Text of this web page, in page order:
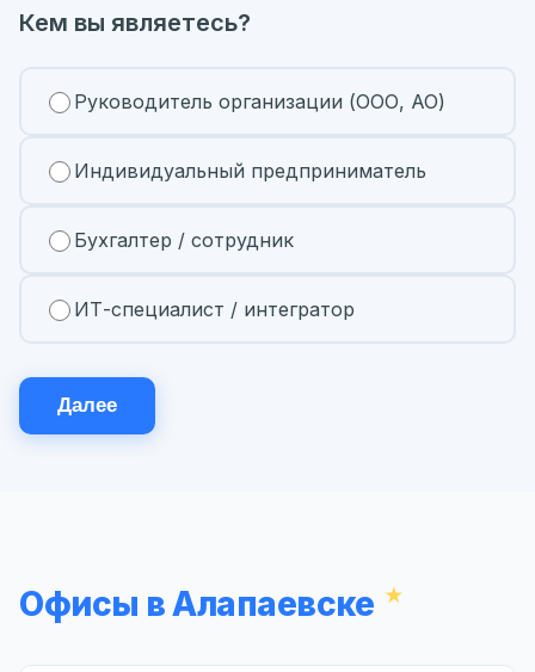
Кем вы являетесь?
Руководитель организации (ООО, АО)
Индивидуальный предприниматель
Бухгалтер / сотрудник
ИТ-специалист / интегратор
Далее
Офисы в Алапаевске